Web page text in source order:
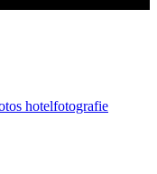
hotelfotografie